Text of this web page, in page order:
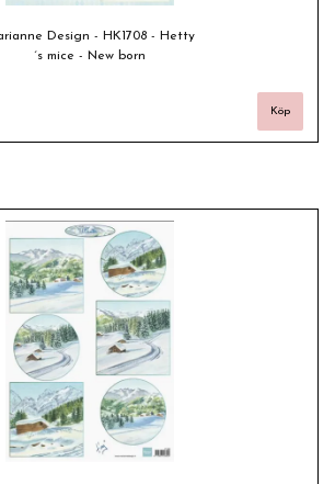
Design - HK1708 - Hetty
´s mice - New born